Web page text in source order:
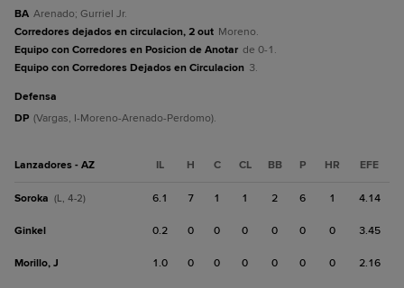
BA Arenado; Gurriel Jr.
Corredores dejados en circulacion, 2 out Moreno.
Equipo con Corredores en Posicion de Anotar de 0-1.
Equipo con Corredores Dejados en Circulacion 3.
defensa
DP (Vargas, I-Moreno-Arenado-Perdomo).
Lanzadores - AZ IL H C CL BB P HR EFE
Soroka (L, 4-2) 6.1 7 1 1 2 6 1 4.14
Ginkel 0.2 0 0 0 0 0 0 3.45
Morillo, J 1.0 0 0 0 0 0 0 2.16